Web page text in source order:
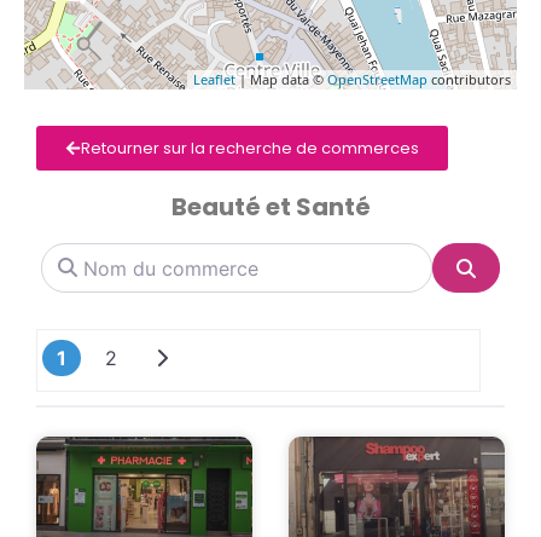
Retourner sur la recherche de commerces
Beauté et Santé
Nom du commerce
Search
1 2 Older posts
Leaflet| Map data © OpenStreetMap contributors